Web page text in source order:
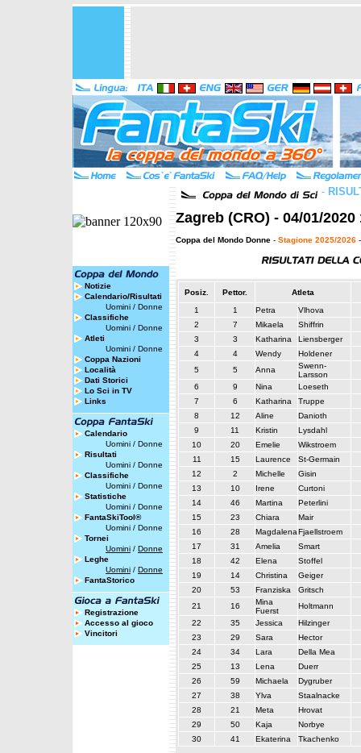
Notizie
Calendario/Risultati
Uomini / Donne
Classifiche
Uomini / Donne
Atleti
Uomini / Donne
Coppa Nazioni
Località
Dati Storici
Lo Sci in TV
Links
Calendario
Uomini / Donne
Risultati
Uomini / Donne
Classifiche
Uomini / Donne
Statistiche
Uomini / Donne
FantaSkiTool®
Uomini / Donne
Tornei
Uomini / Donne
Leghe
Uomini / Donne
FantaStorico
Registrazione
Accesso al gioco
Vincitori
-
Zagreb (CRO) - 04/01/2020
Coppa del Mondo Donne - Stagione 2025/2026
Posiz. Pettor.
Atleta
1
1 Petra
Vlhova
2
7 Mikaela
Shiffrin
3
3 Katharina
Liensberger
4
4 Wendy
Holdener
5
5 Anna
Swenn-
Larsson
6
9 Nina
Loeseth
7
6 Katharina
Truppe
8
12 Aline
Danioth
9
11 Kristin
Lysdahl
10
20 Emelie
Wikstroem
11
15 Laurence
St-Germain
12
2 Michelle
Gisin
13
10 Irene
Curtoni
14
46 Martina
Peterlini
15
23 Chiara
Mair
16
28 MagdalenaFjaellstroem
17
31 Amelia
Smart
18
42 Elena
Stoffel
19
14 Christina
Geiger
20
53 Franziska
Gritsch
21
16
Mina
Fuerst
Holtmann
22
35 Jessica
Hilzinger
23
29 Sara
Hector
24
34 Lara
Della Mea
25
13 Lena
Duerr
26
59 Michaela
Dygruber
27
38 Ylva
Staalnacke
28
21 Meta
Hrovat
29
50 Kaja
Norbye
30
41 Ekaterina Tkachenko